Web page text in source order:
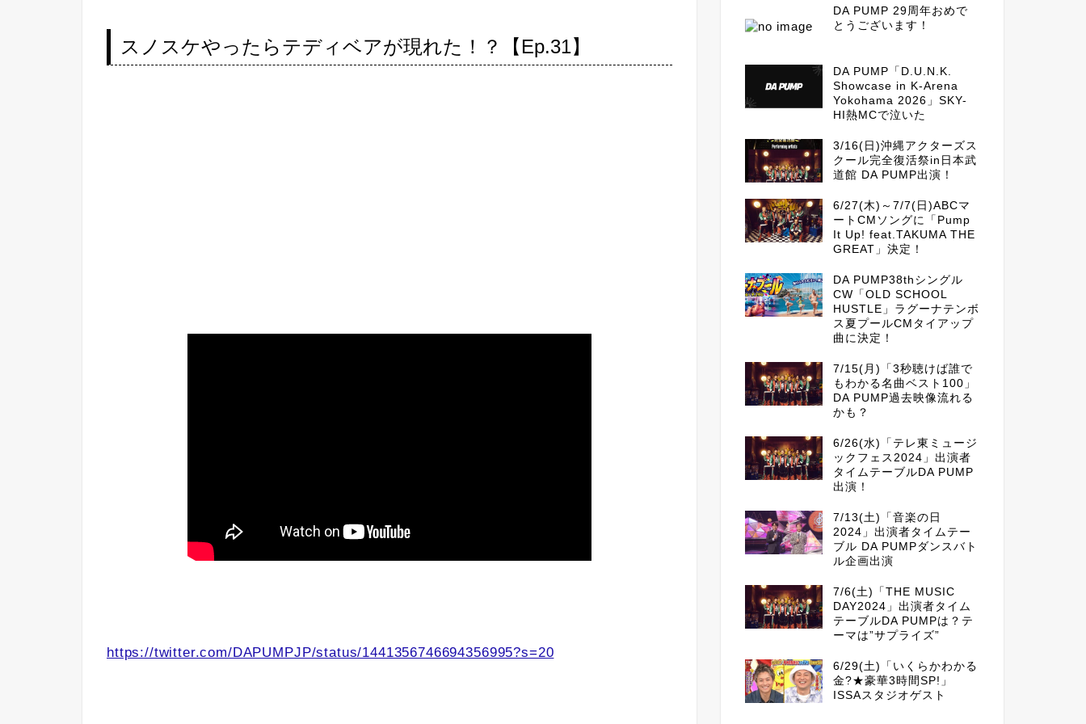
スノスケやったらテディベアが現れた！？【Ep.31】
https://twitter.com/DAPUMPJP/status/1441356746694356995?s=20
DA PUMP 29周年おめで
とうございます！
DA PUMP「D.U.N.K.
Showcase in K-Arena
Yokohama 2026」SKY-
HI熱MCで泣いた
3/16(日)沖縄アクターズス
クール完全復活祭in日本武
道館 DA PUMP出演！
6/27(木)～7/7(日)ABCマ
ートCMソングに「Pump
It Up! feat.TAKUMA THE
GREAT」決定！
DA PUMP38thシングル
CW「OLD SCHOOL
HUSTLE」ラグーナテンボ
ス夏プールCMタイアップ
曲に決定！
7/15(月)「3秒聴けば誰で
もわかる名曲ベスト100」
DA PUMP過去映像流れる
かも？
6/26(水)「テレ東ミュージ
ックフェス2024」出演者
タイムテーブルDA PUMP
出演！
7/13(土)「音楽の日
2024」出演者タイムテー
ブル DA PUMPダンスバト
ル企画出演
7/6(土)「THE MUSIC
DAY2024」出演者タイム
テーブルDA PUMPは？テ
ーマは”サプライズ”
6/29(土)「いくらかわかる
金?★豪華3時間SP!」
ISSAスタジオゲスト